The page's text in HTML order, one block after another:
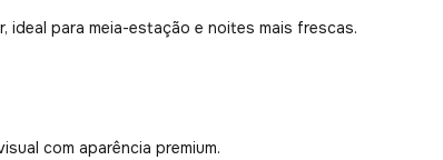
para meia-estação e noites mais frescas.
com aparência premium.